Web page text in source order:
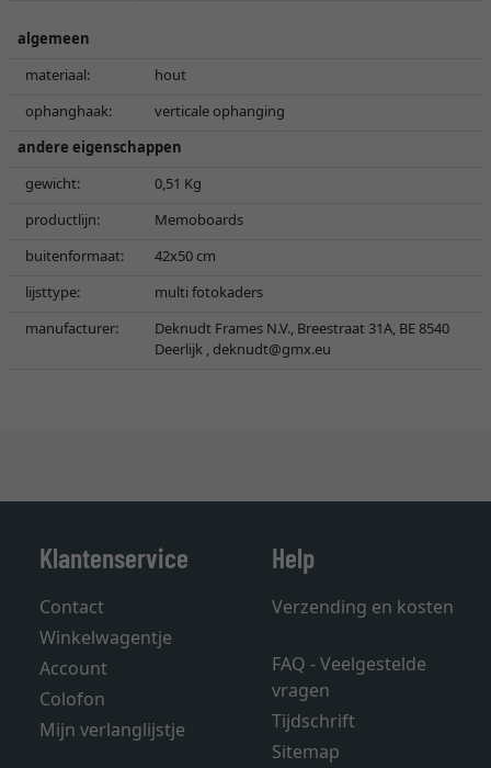
algemeen
materiaal:
hout
ophanghaak:
verticale ophanging
andere eigenschappen
gewicht:
0,51 Kg
productlijn:
Memoboards
buitenformaat:
42x50 cm
lijsttype:
multi fotokaders
manufacturer:
Deknudt Frames N.V., Breestraat 31A, BE 8540
Deerlijk , deknudt@gmx.eu
Klantenservice
Contact
Winkelwagentje
Account
Colofon
Mijn verlanglijstje
Help
Verzending en kosten
FAQ - Veelgestelde
vragen
Tijdschrift
Sitemap